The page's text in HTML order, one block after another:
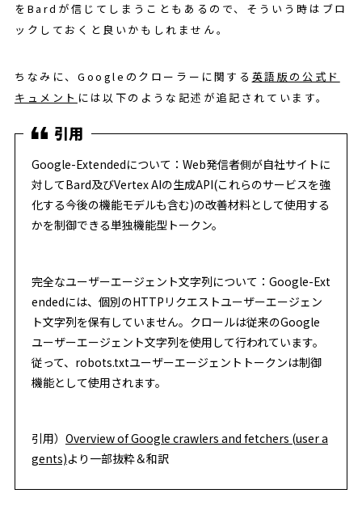
をBardが信じてしまうこともあるので、そういう時はブロ
ックしておくと良いかもしれません。
ちなみに、Googleのクローラーに関する 英語版の公式ド
キュメント には以下のような記述が追記されています。
Google-Extendedについて：Web発信者側が自社サイトに
対してBard及びVertex AIの生成API(これらのサービスを強
化する今後の機能モデルも含む)の改善材料として使用する
かを制御できる単独機能型トークン。
完全なユーザーエージェント文字列について：Google-Ext
endedには、個別のHTTPリクエストユーザーエージェン
ト文字列を保有していません。クロールは従来のGoogle
ユーザーエージェント文字列を使用して行われています。
従って、robots.txtユーザーエージェントトークンは制御
機能として使用されます。
引用） Overview of Google crawlers and fetchers (user a
gents)より一部抜粋＆和訳